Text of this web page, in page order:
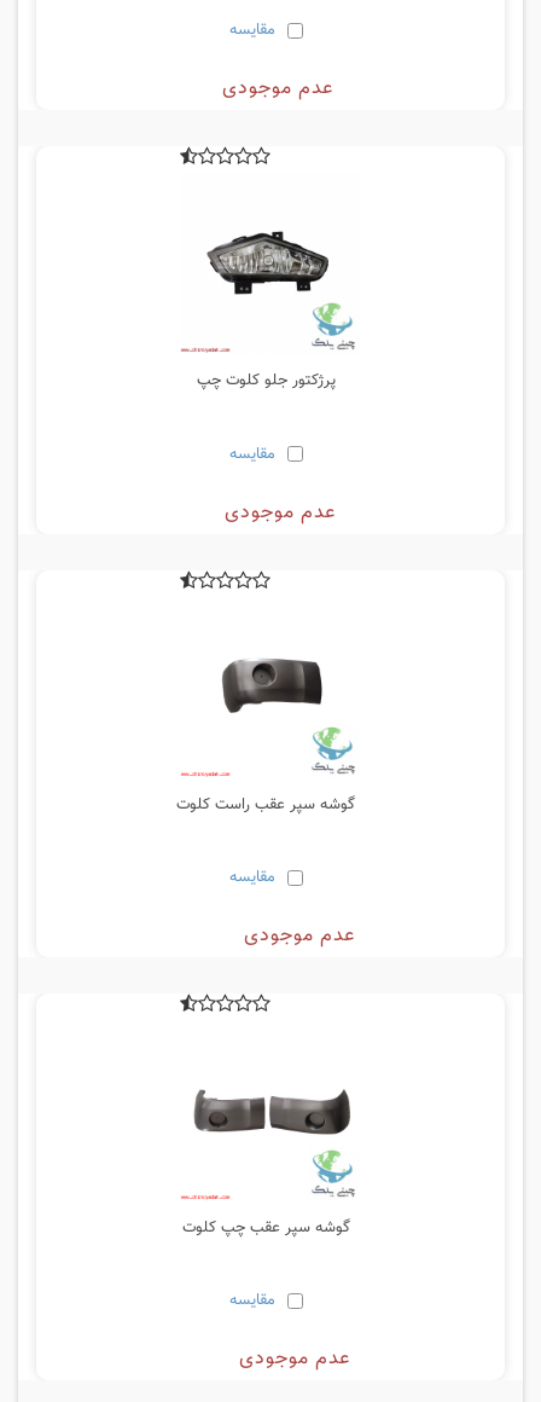
مقایسه
عدم موجودی
پرژکتور جلو کلوت چپ
مقایسه
عدم موجودی
گوشه سپر عقب راست کلوت
مقایسه
عدم موجودی
گوشه سپر عقب چپ کلوت
مقایسه
عدم موجودی